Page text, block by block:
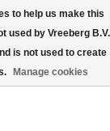
0 Artikel - €0,00
to help us make this
used by Vreeberg B.V.
is not used to create
Manage cookies